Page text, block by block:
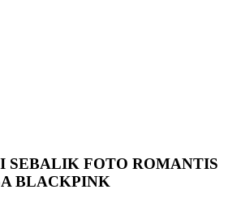
SEBALIK FOTO ROMANTIS
BLACKPINK